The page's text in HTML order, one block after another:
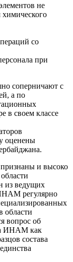
не
со
при
соперничают с
а по
в своем классе
оценены
и высоко
из ведущих
регулярно
области
вопрос об
ИНАМ как
состава